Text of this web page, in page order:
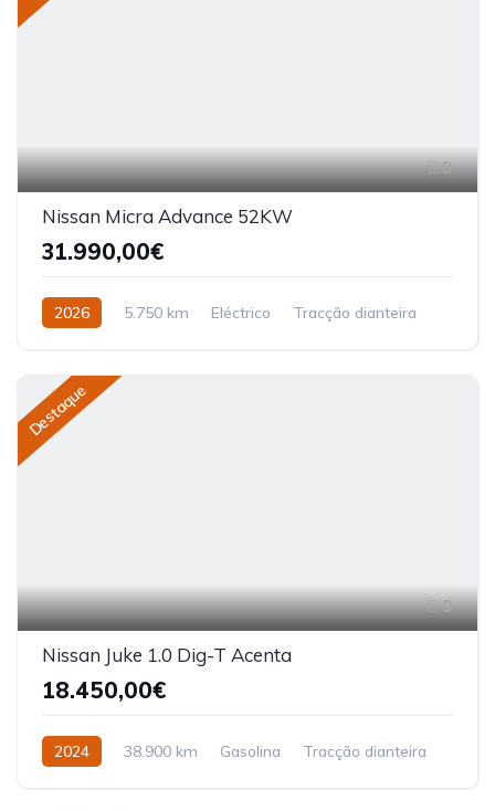
9
Nissan Micra Advance 52KW
31.990,00€
2026 5.750 km Eléctrico Tracção dianteira
Destaque
9
Nissan Juke 1.0 Dig-T Acenta
18.450,00€
2024 38.900 km Gasolina Tracção dianteira